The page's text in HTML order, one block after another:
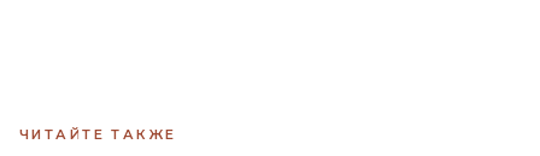
ЧИТАЙТЕ ТАКЖЕ